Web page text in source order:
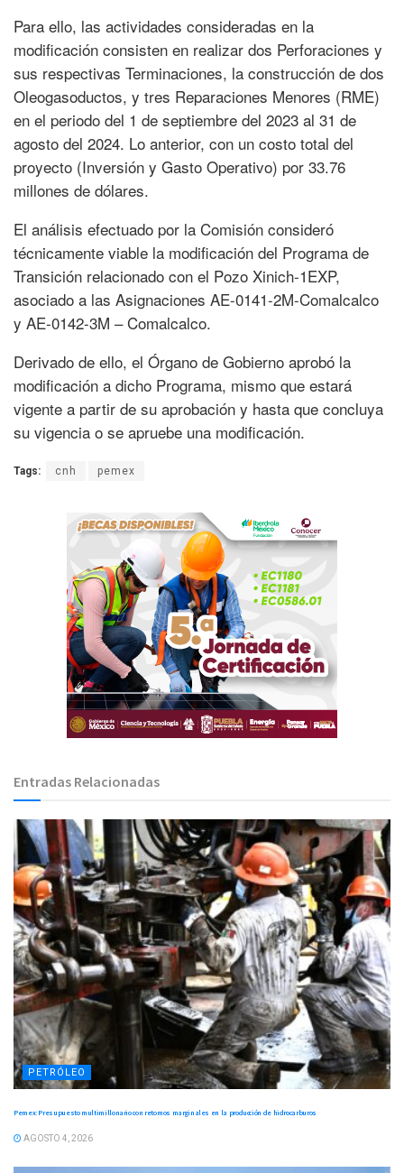
Para ello, las actividades consideradas en la
modificación consisten en realizar dos Perforaciones y
sus respectivas Terminaciones, la construcción de dos
Oleogasoductos, y tres Reparaciones Menores (RME)
en el periodo del 1 de septiembre del 2023 al 31 de
agosto del 2024. Lo anterior, con un costo total del
proyecto (Inversión y Gasto Operativo) por 33.76
millones de dólares.
El análisis efectuado por la Comisión consideró
técnicamente viable la modificación del Programa de
Transición relacionado con el Pozo Xinich-1EXP,
asociado a las Asignaciones AE-0141-2M-Comalcalco
y AE-0142-3M – Comalcalco.
Derivado de ello, el Órgano de Gobierno aprobó la
modificación a dicho Programa, mismo que estará
vigente a partir de su aprobación y hasta que concluya
su vigencia o se apruebe una modificación.
Tags: cnh pemex
Entradas Relacionadas
PETRÓLEO
Pemex: Presupuesto multimillonario con retornos marginales en la producción de hidrocarburos
AGOSTO 4, 2026